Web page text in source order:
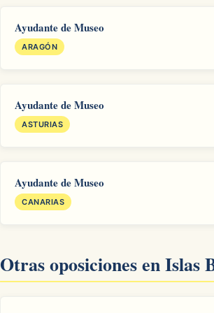
Ayudante de Museo
ARAGÓN
Ayudante de Museo
ASTURIAS
Ayudante de Museo
CANARIAS
Otras oposiciones en Islas